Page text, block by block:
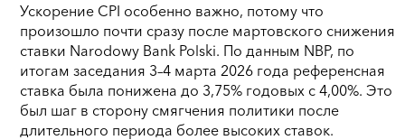
Ускорение CPI особенно важно, потому что
произошло почти сразу после мартовского снижения
ставки Narodowy Bank Polski. По данным NBP, по
итогам заседания 3–4 марта 2026 года референсная
ставка была понижена до 3,75% годовых с 4,00%. Это
был шаг в сторону смягчения политики после
длительного периода более высоких ставок.